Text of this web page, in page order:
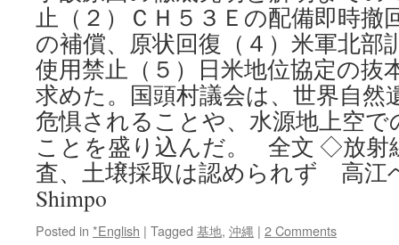
止（２）ＣＨ５３Ｅの配備即時撤
の補償、原状回復（４）米軍北部
使用禁止（５）日米地位協定の抜
求めた。国頭村議会は、世界自然
危惧されることや、水源地上空
ことを盛り込んだ。 全文 ◇放射
査、土壌採取は認められず 高江
Shimpo
Posted in *English | Tagged 基地, 沖縄 | 2 Comments